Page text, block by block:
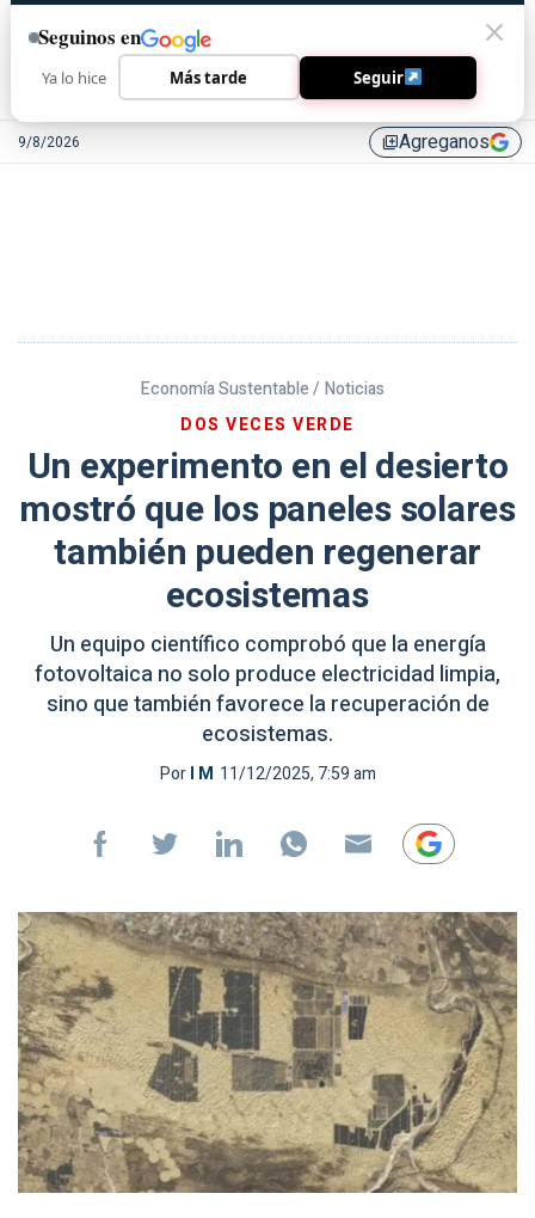
9/8/2026 library_addAgreganos
Economía Sustentable / Noticias
DOS VECES VERDE
Un experimento en el desierto
mostró que los paneles solares
también pueden regenerar
ecosistemas
Un equipo científico comprobó que la energía
fotovoltaica no solo produce electricidad limpia,
sino que también favorece la recuperación de
ecosistemas.
PorI M 11/12/2025, 7:59 am
Seguinos en
Ya lo hice Más tarde Seguir